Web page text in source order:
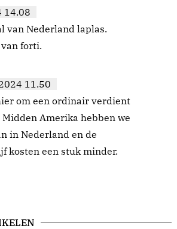
14.08
van Nederland laplas.
forti.
11.50
om een ordinair verdient
Amerika hebben we
in Nederland en de
kosten een stuk minder.